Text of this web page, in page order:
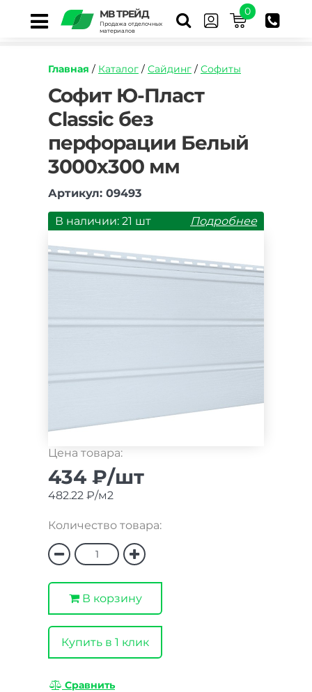
МВ ТРЕЙД
Продажа отделочных
материалов
0
Главная / Каталог / Сайдинг / Софиты
https://mvtrade.ru/images/id/normal/sofit-
yu-
plast-
bez-
perforaczii-
belyj-
3000h300-
Софит Ю-Пласт
Classic без
перфорации Белый
3000х300 мм
Артикул: 09493
В наличии: 21 шт Подробнее
Цена товара:
434 ₽/шт
482.22 ₽/м2
Количество товара:
В корзину
Купить в 1 клик
Сравнить